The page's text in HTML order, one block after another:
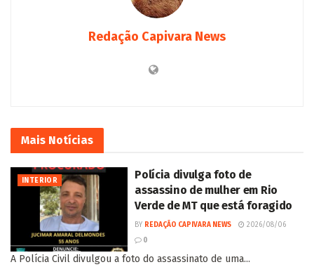
A Polícia Civil divulgou a foto do assassinato de uma...
LER MAIS...
Escolas de Mato Grosso do Sul podem
participar da Gincana Guardiões do Pantanal